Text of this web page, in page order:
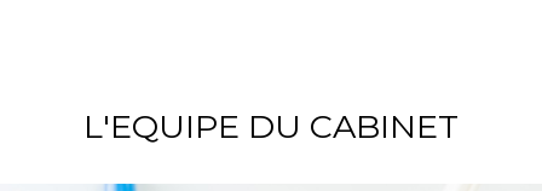
L'EQUIPE DU CABINET